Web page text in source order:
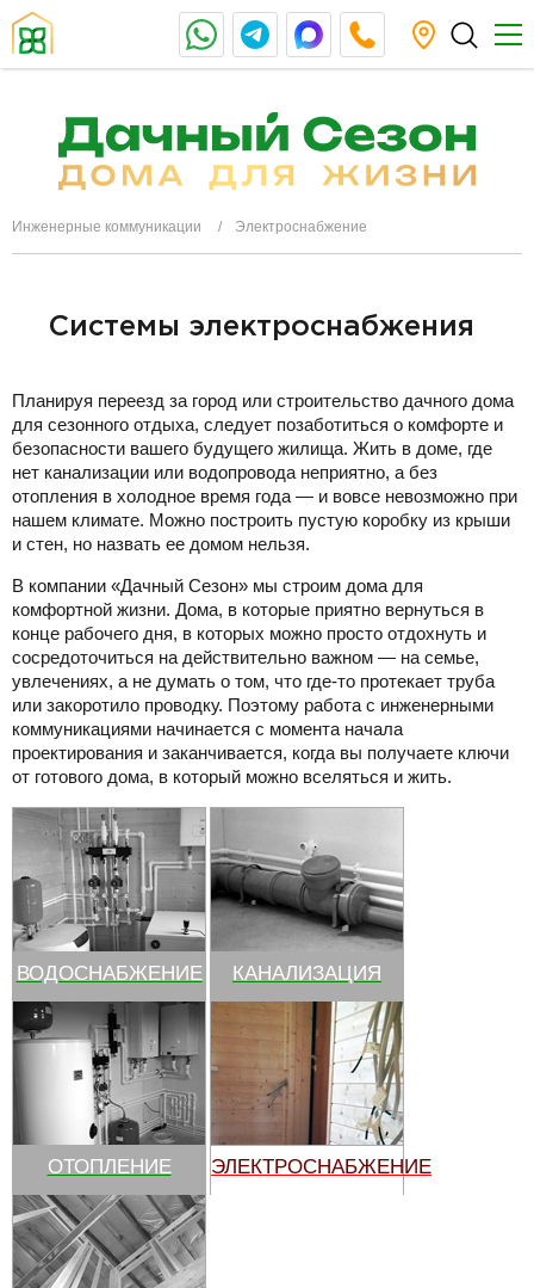
Инженерные коммуникации Электроснабжение
Системы электроснабжения
Планируя переезд за город или строительство дачного дома
для сезонного отдыха, следует позаботиться о комфорте и
безопасности вашего будущего жилища. Жить в доме, где
нет канализации или водопровода неприятно, а без
отопления в холодное время года — и вовсе невозможно при
нашем климате. Можно построить пустую коробку из крыши
и стен, но назвать ее домом нельзя.
В компании «Дачный Сезон» мы строим дома для
комфортной жизни. Дома, в которые приятно вернуться в
конце рабочего дня, в которых можно просто отдохнуть и
сосредоточиться на действительно важном — на семье,
увлечениях, а не думать о том, что где-то протекает труба
или закоротило проводку. Поэтому работа с инженерными
коммуникациями начинается с момента начала
проектирования и заканчивается, когда вы получаете ключи
от готового дома, в который можно вселяться и жить.
ВОДОСНАБЖЕНИЕ КАНАЛИЗАЦИЯ
ОТОПЛЕНИЕ ЭЛЕКТРОСНАБЖЕНИЕ